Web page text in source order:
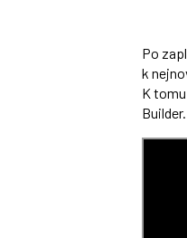
Po
k
K
Builder.